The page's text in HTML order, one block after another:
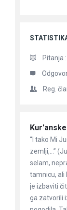
Pitanja :
Reg.
Članci
“I tako Mi
zemlji,…”
selam,
tamnicu, ali
je izbaviti
ga zatvorili